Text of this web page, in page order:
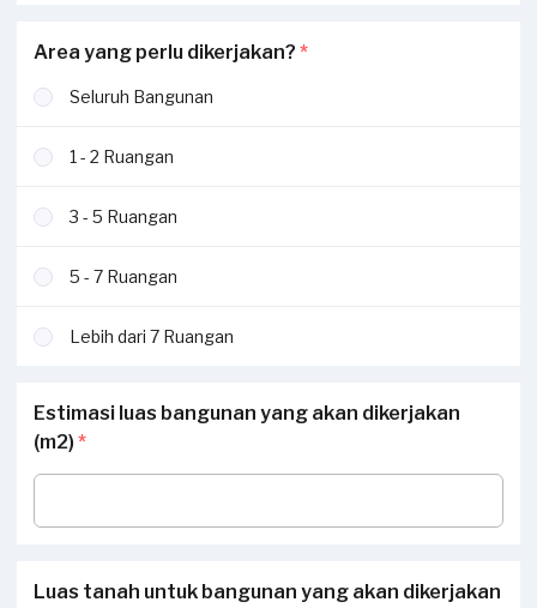
Area yang perlu dikerjakan? *
Seluruh Bangunan
1 - 2 Ruangan
3 - 5 Ruangan
5 - 7 Ruangan
Lebih dari 7 Ruangan
Estimasi luas bangunan yang akan dikerjakan
(m2) *
Luas tanah untuk bangunan yang akan dikerjakan